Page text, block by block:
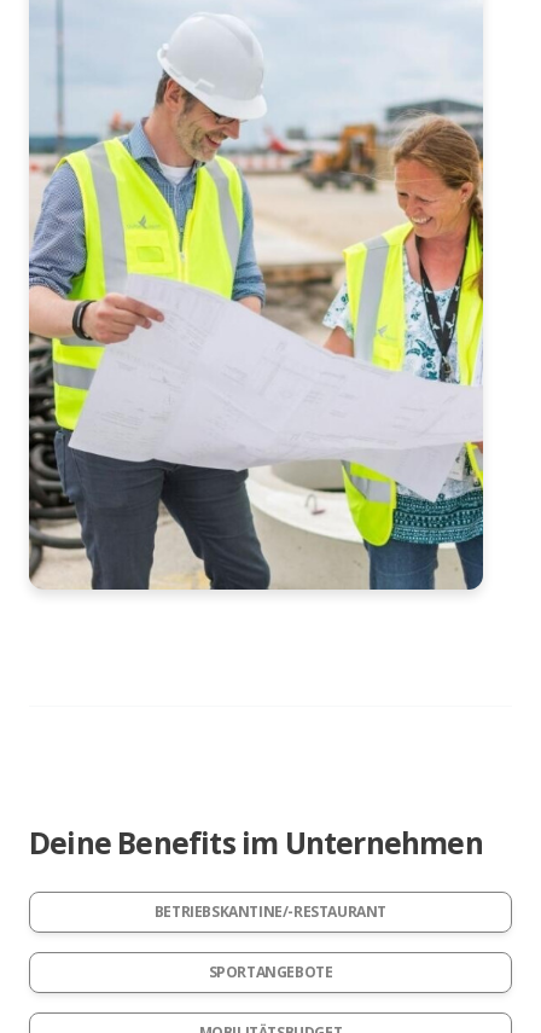
Deine Benefits im Unternehmen
BETRIEBSKANTINE/-RESTAURANT
SPORTANGEBOTE